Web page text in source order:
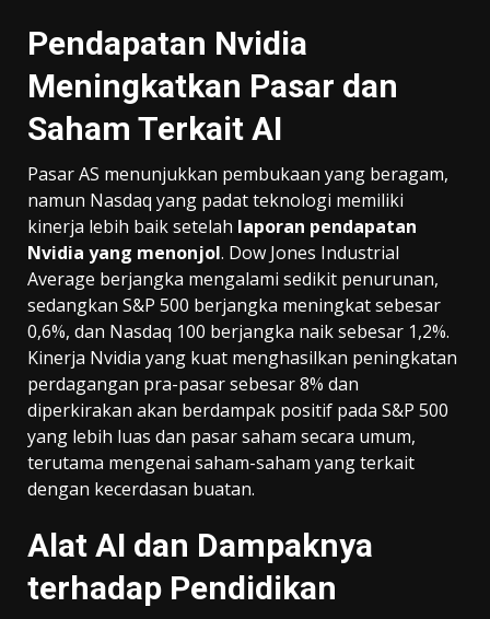
Pendapatan Nvidia
Meningkatkan Pasar dan
Saham Terkait AI
Pasar AS menunjukkan pembukaan yang beragam,
namun Nasdaq yang padat teknologi memiliki
kinerja lebih baik setelah laporan pendapatan
Nvidia yang menonjol. Dow Jones Industrial
Average berjangka mengalami sedikit penurunan,
sedangkan S&P 500 berjangka meningkat sebesar
0,6%, dan Nasdaq 100 berjangka naik sebesar 1,2%.
Kinerja Nvidia yang kuat menghasilkan peningkatan
perdagangan pra-pasar sebesar 8% dan
diperkirakan akan berdampak positif pada S&P 500
yang lebih luas dan pasar saham secara umum,
terutama mengenai saham-saham yang terkait
dengan kecerdasan buatan.
Alat AI dan Dampaknya
terhadap Pendidikan